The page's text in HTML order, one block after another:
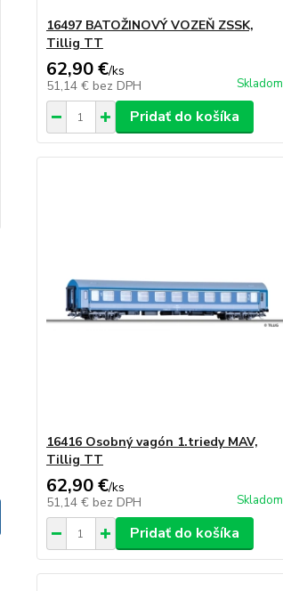
16497 BATOŽINOVÝ VOZEŇ ZSSK,
Tillig TT
62,90 €/ks
51,14 € bez DPH Skladom
Pridať do košíka
16416 Osobný vagón 1.triedy MAV,
Tillig TT
62,90 €/ks
51,14 € bez DPH Skladom
Pridať do košíka